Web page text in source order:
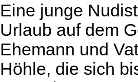
Eine junge
Urlaub auf dem
Ehemann und
Höhle, die sich